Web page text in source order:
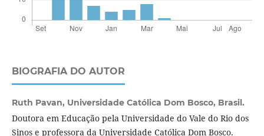
BIOGRAFIA DO AUTOR
Ruth Pavan, Universidade Católica Dom Bosco, Brasil.
Doutora em Educação pela Universidade do Vale do Rio dos
Sinos e professora da Universidade Católica Dom Bosco.